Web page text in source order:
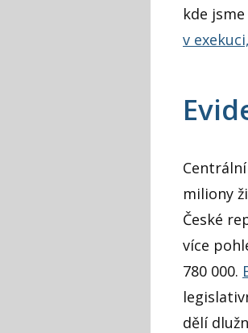
kde
v
miliony
České
více
780 000.
dělí